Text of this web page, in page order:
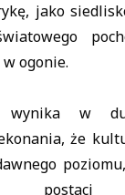
jako
ogonie.
wynika w
że
postaci